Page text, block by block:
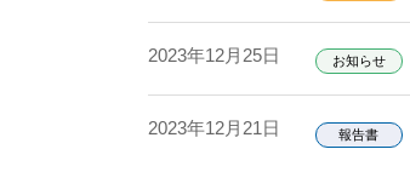
2023年12月25日 お知らせ
2023年12月21日 報告書